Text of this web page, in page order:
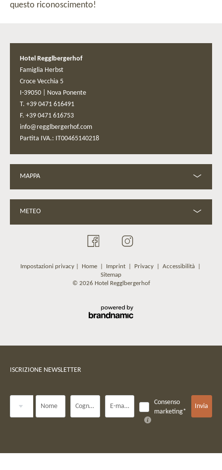
questo riconoscimento!
Hotel Regglbergerhof
Famiglia Herbst
Croce Vecchia 5
I-39050
Nova Ponente
T. +39 0471 616491
F. +39 0471 616753
info@regglbergerhof.com
Partita IVA.: IT00465140218
MAPPA
METEO
Impostazioni privacy| Home| Imprint| Privacy| Accessibilità|
Sitemap
© 2026 Hotel Regglbergerhof
ISCRIZIONE NEWSLETTER
Nome Cognome* E-mail*
Consenso
marketing*
Invia